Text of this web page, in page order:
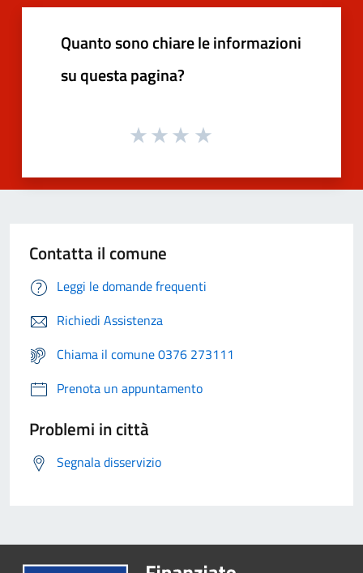
Quanto sono chiare le informazioni
su questa pagina?
Contatta il comune
Leggi le domande frequenti
Richiedi Assistenza
Chiama il comune 0376 273111
Prenota un appuntamento
Problemi in città
Segnala disservizio